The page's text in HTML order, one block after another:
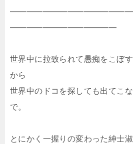
—————————————
世界中に拉致られて愚痴をこぼ
から
世界中のドコを探しても出てこ
で。
とにかく一握りの変わった紳士